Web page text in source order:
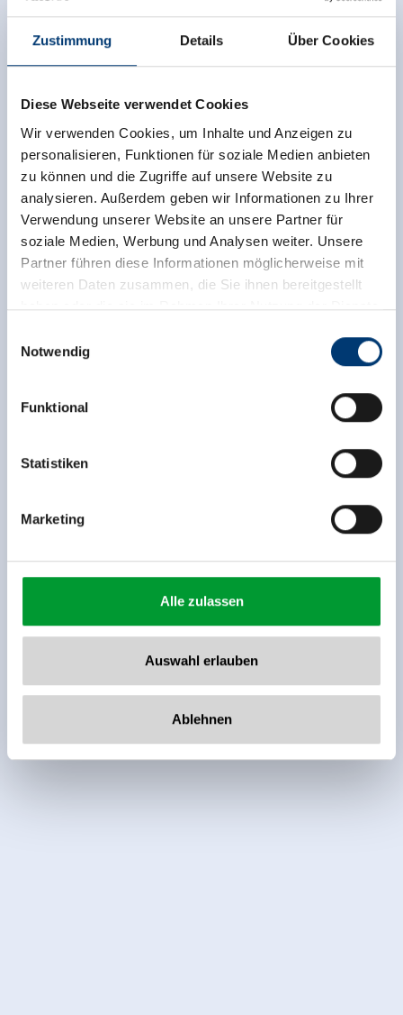
Zustimmung Details Über Cookies
Diese Webseite verwendet Cookies
Wir verwenden Cookies, um Inhalte und Anzeigen zu
personalisieren, Funktionen für soziale Medien anbieten
zu können und die Zugriffe auf unsere Website zu
analysieren. Außerdem geben wir Informationen zu Ihrer
Verwendung unserer Website an unsere Partner für
soziale Medien, Werbung und Analysen weiter. Unsere
Partner führen diese Informationen möglicherweise mit
weiteren Daten zusammen, die Sie ihnen bereitgestellt
haben oder die sie im Rahmen Ihrer Nutzung der Dienste
Rohr 23// A-6280 Zell am Ziller
www.zillertalarena.com
Notwendig
Funktional
Statistiken
Marketing
Alle zulassen
Auswahl erlauben
Ablehnen